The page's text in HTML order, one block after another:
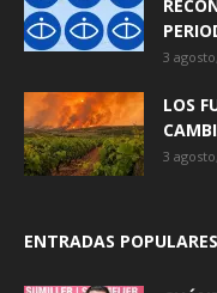
3
LOS
3
ENTRADAS POPULARES